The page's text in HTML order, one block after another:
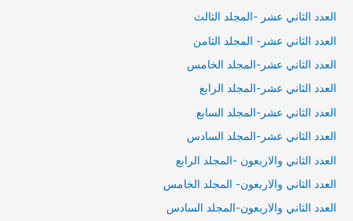
العدد الثاني عشر -المجلد الثالث
العدد الثاني عشر- المجلد الثامن
العدد الثاني عشر-المجلد الخامس
العدد الثاني عشر-المجلد الرابع
العدد الثاني عشر-المجلد السابع
العدد الثاني عشر-المجلد السادس
العدد الثاني والاربعون -المجلد الرابع
العدد الثاني والاربعون- المجلد الخامس
العدد الثاني والاربعون-المجلد السادس